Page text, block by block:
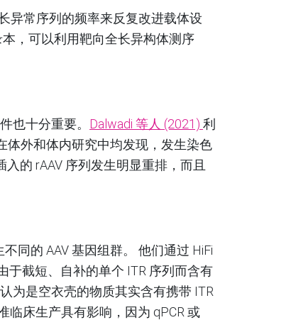
异常序列的频率来反复改进载体设
，可以利用靶向全长异构体测序
也十分重要。 Dalwadi 等人 (2021) 利
体外和体内研究中均发现，发生染色
的 rAAV 序列发生明显重排，而且
同的 AAV 基因组群。 他们通过 HiFi
于截短、自补的单个 ITR 序列而含有
为是空衣壳的物质其实含有携带 ITR
临床生产具有影响，因为 qPCR 或